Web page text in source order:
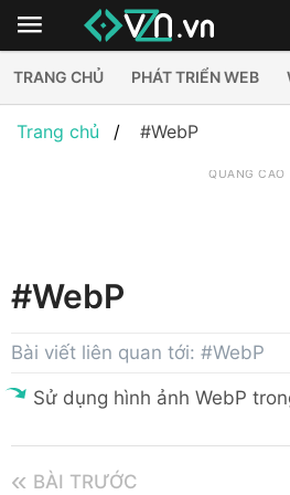
TRANG CHỦ PHÁT TRIỂN WEB
Trang chủ #WebP
QUẢNG CÁO
#WebP
Bài viết liên quan tới: #WebP
Sử dụng hình ảnh WebP
BÀI TRƯỚC